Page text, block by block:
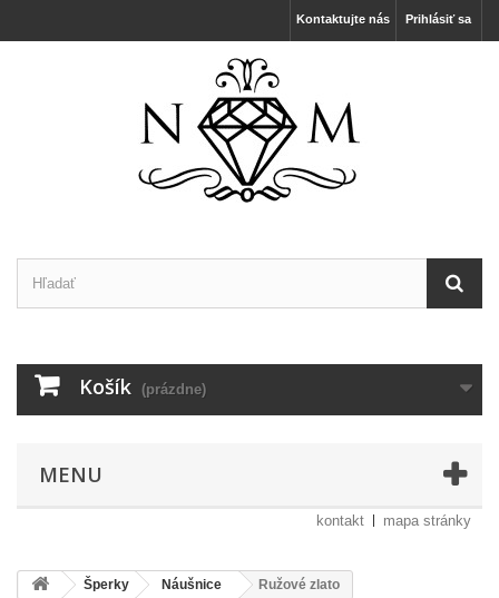
Prihlásiť sa
Kontaktujte nás
Košík (prázdne)
MENU
kontakt mapa stránky
Šperky Náušnice Ružové zlato